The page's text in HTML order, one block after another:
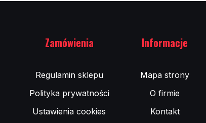
Zamówienia
Regulamin sklepu
Polityka prywatności
Ustawienia cookies
Informacje
Mapa strony
O firmie
Kontakt